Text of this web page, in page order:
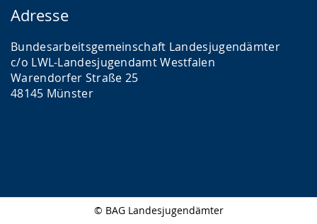
Jugendschutz
Kindertagesbetreuung 1
Digitalisierung 1
Adresse
Bundesarbeitsgemeinschaft Landesjugendämter
c/o LWL-Landesjugendamt Westfalen
Warendorfer Straße 25
48145 Münster
© BAG Landesjugendämter